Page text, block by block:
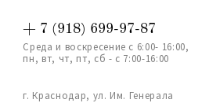
+ 7 (918) 699-97-87
Среда и воскресение с 6:00- 16:00,
пн, вт, чт, пт, сб - с 7:00-16:00
г. Краснодар, ул. Им. Генерала